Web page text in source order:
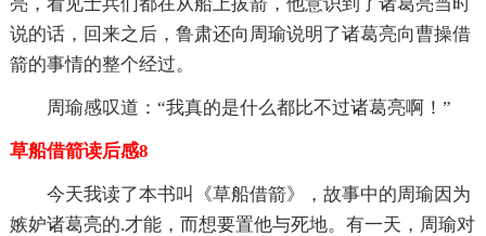
说的话，回来之后，鲁肃还向周瑜说明了诸葛亮向曹操借
箭的事情的整个经过。
周瑜感叹道：“我真的是什么都比不过诸葛亮啊！”
草船借箭读后感8
今天我读了本书叫《草船借箭》，故事中的周瑜因为
嫉妒诸葛亮的.才能，而想要置他与死地。有一天，周瑜对